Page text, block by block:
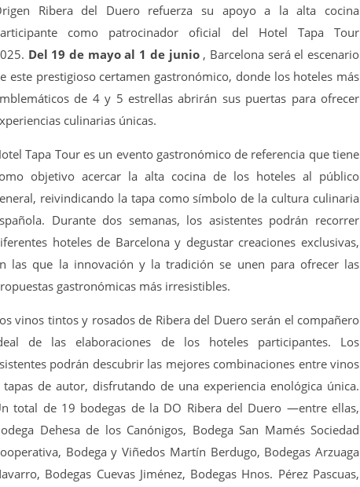
Ribera del Duero refuerza su apoyo a la alta cocina
como patrocinador oficial del Hotel Tapa Tour
Del 19 de mayo al 1 de junio, Barcelona será el escenario
este prestigioso certamen gastronómico, donde los hoteles más
de 4 y 5 estrellas abrirán sus puertas para ofrecer
culinarias únicas.
Tapa Tour es un evento gastronómico de referencia que tiene
objetivo acercar la alta cocina de los hoteles al público
reivindicando la tapa como símbolo de la cultura culinaria
Durante dos semanas, los asistentes podrán recorrer
hoteles de Barcelona y degustar creaciones exclusivas,
las que la innovación y la tradición se unen para ofrecer las
gastronómicas más irresistibles.
vinos tintos y rosados de Ribera del Duero serán el compañero
de las elaboraciones de los hoteles participantes. Los
podrán descubrir las mejores combinaciones entre vinos
tapas de autor, disfrutando de una experiencia enológica única.
total de 19 bodegas de la DO Ribera del Duero —entre ellas,
Dehesa de los Canónigos, Bodega San Mamés Sociedad
Bodega y Viñedos Martín Berdugo, Bodegas Arzuaga
Bodegas Cuevas Jiménez, Bodegas Hnos. Pérez Pascuas,